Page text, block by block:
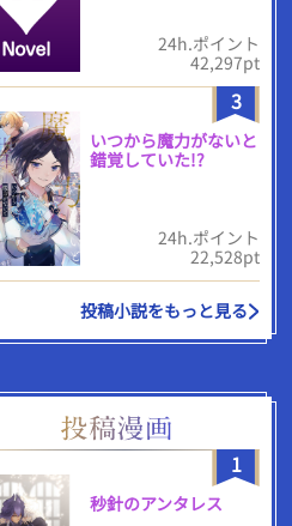
24h.ポイント
42,297pt
3
いつから魔力がないと
錯覚していた!?
24h.ポイント
22,528pt
投稿小説をもっと見る
1
秒針のアンタレス